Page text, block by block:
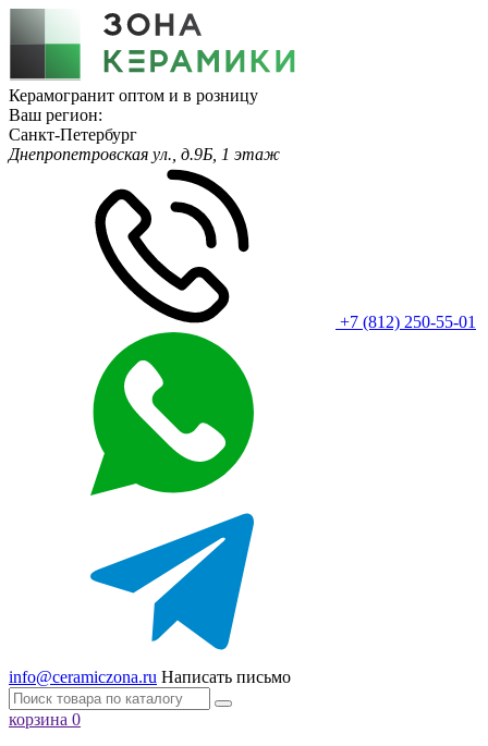
Керамогранит оптом и в розницу
Ваш регион:
Санкт-Петербург
Днепропетровская ул., д.9Б, 1 этаж
+7 (812) 250-55-01
info@ceramiczona.ru Написать письмо
корзина 0